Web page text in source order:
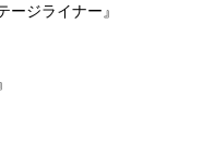
ージライナー』